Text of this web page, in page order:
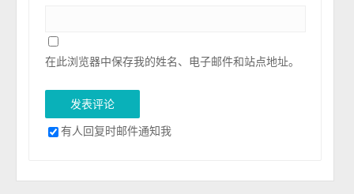
在此浏览器中保存我的姓名、电子邮件和站点地址。
有人回复时邮件通知我